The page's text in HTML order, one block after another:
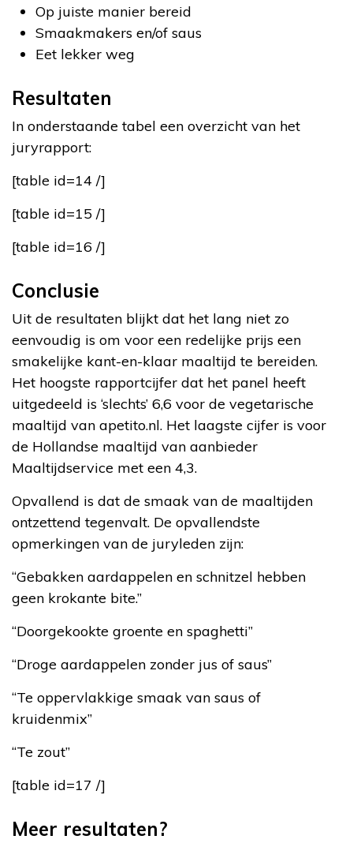
Op juiste manier bereid
Smaakmakers en/of saus
Eet lekker weg
Resultaten
In onderstaande tabel een overzicht van het
juryrapport:
[table id=14 /]
[table id=15 /]
[table id=16 /]
Conclusie
Uit de resultaten blijkt dat het lang niet zo
eenvoudig is om voor een redelijke prijs een
smakelijke kant-en-klaar maaltijd te bereiden.
Het hoogste rapportcijfer dat het panel heeft
uitgedeeld is ‘slechts’ 6,6 voor de vegetarische
maaltijd van apetito.nl. Het laagste cijfer is voor
de Hollandse maaltijd van aanbieder
Maaltijdservice met een 4,3.
Opvallend is dat de smaak van de maaltijden
ontzettend tegenvalt. De opvallendste
opmerkingen van de juryleden zijn:
“Gebakken aardappelen en schnitzel hebben
geen krokante bite.”
“Doorgekookte groente en spaghetti”
“Droge aardappelen zonder jus of saus”
“Te oppervlakkige smaak van saus of
kruidenmix”
“Te zout”
[table id=17 /]
Meer resultaten?